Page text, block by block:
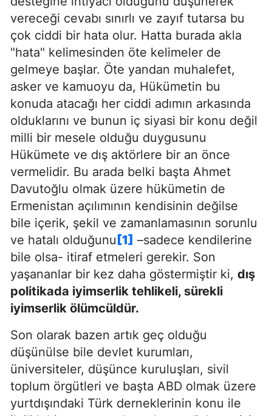
vereceği cevabı sınırlı ve zayıf tutarsa bu
çok ciddi bir hata olur. Hatta burada akla
"hata" kelimesinden öte kelimeler de
gelmeye başlar. Öte yandan muhalefet,
asker ve kamuoyu da, Hükümetin bu
konuda atacağı her ciddi adımın arkasında
olduklarını ve bunun iç siyasi bir konu değil
milli bir mesele olduğu duygusunu
Hükümete ve dış aktörlere bir an önce
vermelidir. Bu arada belki başta Ahmet
Davutoğlu olmak üzere hükümetin de
Ermenistan açılımının kendisinin değilse
bile içerik, şekil ve zamanlamasının sorunlu
ve hatalı olduğunu [1] –sadece kendilerine
bile olsa- itiraf etmeleri gerekir. Son
yaşananlar bir kez daha göstermiştir ki, dış
politikada iyimserlik tehlikeli, sürekli
iyimserlik ölümcüldür.
Son olarak bazen artık geç olduğu
düşünülse bile devlet kurumları,
üniversiteler, düşünce kuruluşları, sivil
toplum örgütleri ve başta ABD olmak üzere
yurtdışındaki Türk derneklerinin konu ile